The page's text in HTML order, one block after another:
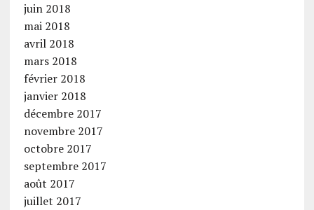
juin 2018
mai 2018
avril 2018
mars 2018
février 2018
janvier 2018
décembre 2017
novembre 2017
octobre 2017
septembre 2017
août 2017
juillet 2017